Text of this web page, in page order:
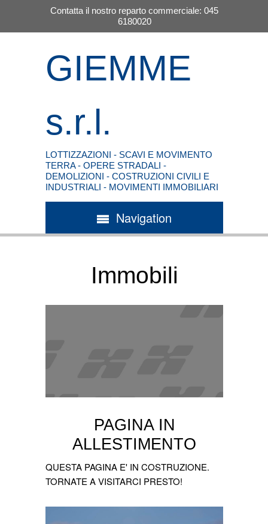
Contatta il nostro reparto commerciale: 045
6180020
GIEMME
s.r.l.
LOTTIZZAZIONI - SCAVI E MOVIMENTO
TERRA - OPERE STRADALI -
DEMOLIZIONI - COSTRUZIONI CIVILI E
INDUSTRIALI - MOVIMENTI IMMOBILIARI
Navigation
Immobili
PAGINA IN
ALLESTIMENTO
QUESTA PAGINA E' IN COSTRUZIONE.
TORNATE A VISITARCI PRESTO!